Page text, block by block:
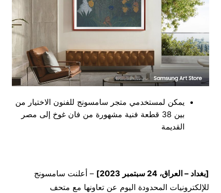
يمكن لمستخدمي متجر سامسونج للفنون الاختيار من
بين 38 قطعة فنية مشهورة من فان غوخ إلى مصر
القديمة
[بغداد – العراق، 24 سبتمبر 2023]
– أعلنت سامسونج
للإلكترونيات المحدودة اليوم عن تعاونها مع متحف